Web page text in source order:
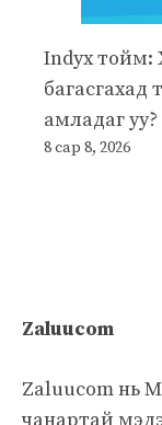
Indyx тойм:
багасгахад
амладаг уу?
8 сар 8, 2026
Zaluucom
Zaluucom нь